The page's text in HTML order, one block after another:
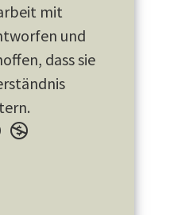
mit
und
dass sie